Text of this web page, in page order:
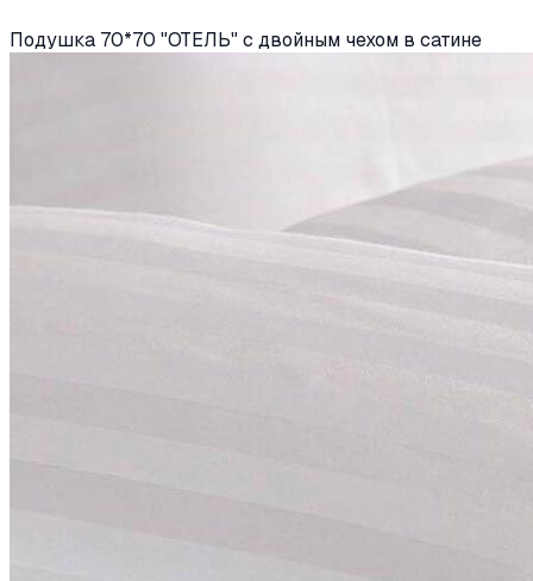
Подушка 70*70 "ОТЕЛЬ" с двойным чехом в сатине